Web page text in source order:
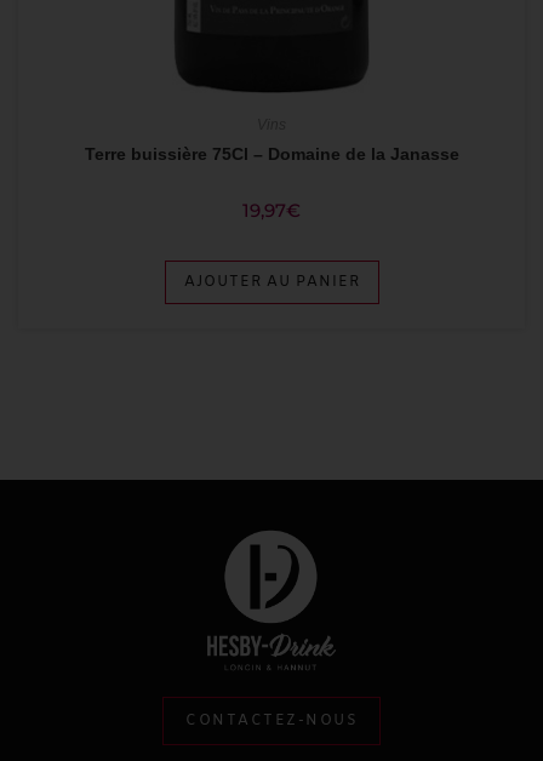
Terre buissière 75Cl – Domaine de la Janasse
19,97€
AJOUTER AU PANIER
CONTACTEZ-NOUS